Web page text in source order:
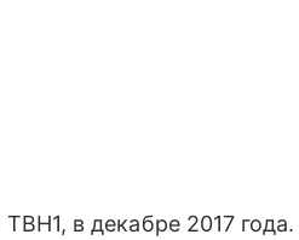
в декабре 2017 года.